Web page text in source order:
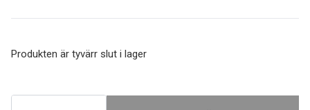
Produkten är tyvärr slut i lager